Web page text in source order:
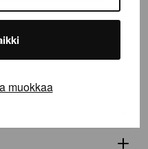
muokkaa